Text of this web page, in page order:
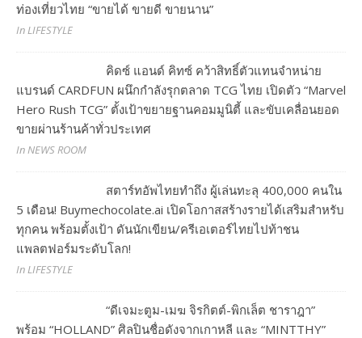
ท่องเที่ยวไทย “ขายได้ ขายดี ขายนาน”
In LIFESTYLE
คิดซ์ แอนด์ คิทซ์ คว้าสิทธิ์ตัวแทนจำหน่าย
แบรนด์ CARDFUN ผนึกกำลังรุกตลาด TCG ไทย เปิดตัว “Marvel
Hero Rush TCG” ตั้งเป้าขยายฐานคอมมูนิตี้ และขับเคลื่อนยอด
ขายผ่านร้านค้าทั่วประเทศ
In NEWS ROOM
สตาร์ทอัพไทยทำถึง ผู้เล่นทะลุ 400,000 คนใน
5 เดือน! Buymechocolate.ai เปิดโอกาสสร้างรายได้เสริมสำหรับ
ทุกคน พร้อมตั้งเป้า ดันนักเขียน/ครีเอเตอร์ไทยไปท้าชน
แพลตฟอร์มระดับโลก!
In LIFESTYLE
“ดีเจมะตูม-เมฆ จิรกิตต์-พิกเล็ต ชาราฎา”
พร้อม “HOLLAND” ศิลปินชื่อดังจากเกาหลี และ “MINTTHY”